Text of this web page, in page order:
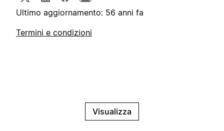
Ultimo aggiornamento: 56 anni fa
Termini e condizioni
Visualizza